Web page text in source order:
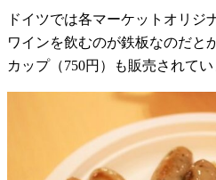
ドイツでは各マーケットオリジ
ワインを飲むのが鉄板なのだと
カップ（750円）も販売されてい